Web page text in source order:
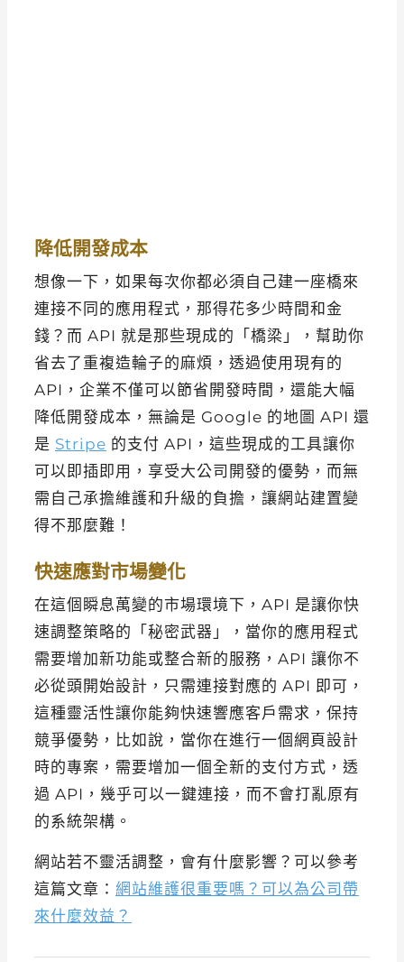
降低開發成本
想像一下，如果每次你都必須自己建一座橋來
連接不同的應用程式，那得花多少時間和金
錢？而 API 就是那些現成的「橋梁」，幫助你
省去了重複造輪子的麻煩，透過使用現有的
API，企業不僅可以節省開發時間，還能大幅
降低開發成本，無論是 Google 的地圖 API 還
是 Stripe 的支付 API，這些現成的工具讓你
可以即插即用，享受大公司開發的優勢，而無
需自己承擔維護和升級的負擔，讓網站建置變
得不那麼難！
快速應對市場變化
在這個瞬息萬變的市場環境下，API 是讓你快
速調整策略的「秘密武器」，當你的應用程式
需要增加新功能或整合新的服務，API 讓你不
必從頭開始設計，只需連接對應的 API 即可，
這種靈活性讓你能夠快速響應客戶需求，保持
競爭優勢，比如說，當你在進行一個網頁設計
時的專案，需要增加一個全新的支付方式，透
過 API，幾乎可以一鍵連接，而不會打亂原有
的系統架構。
網站若不靈活調整，會有什麼影響？可以參考
這篇文章： 網站維護很重要嗎？可以為公司帶
來什麼效益？